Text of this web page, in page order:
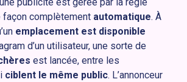
façon complètement automatique. À
emplacement est disponible
d’un utilisateur, une sorte de
est lancée, entre les
ciblent le même public. L’annonceur